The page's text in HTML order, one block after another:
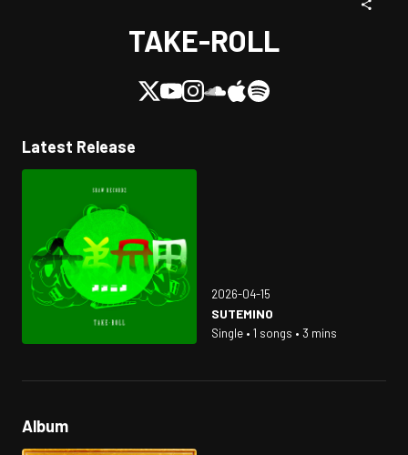
TAKE-ROLL
Latest Release
2026-04-15
SUTEMINO
Single • 1 songs • 3 mins
Album